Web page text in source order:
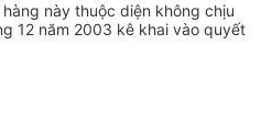
này thuộc diện không chịu
12 năm 2003 kê khai vào quyết